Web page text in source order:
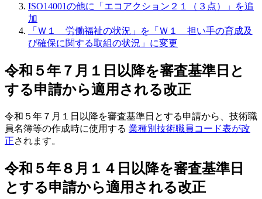
ISO14001の他に「エコアクション２１（３点）」を追
加
「Ｗ１ 労働福祉の状況」を「Ｗ１ 担い手の育成及
び確保に関する取組の状況」に変更
令和５年７月１日以降を審査基準日と
する申請から適用される改正
令和５年７月１日以降を審査基準日とする申請から、技術職
員名簿等の作成時に使用する 業種別技術職員コード表が改
正されます。
令和５年８月１４日以降を審査基準日
とする申請から適用される改正